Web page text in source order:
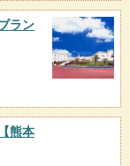
ラン
【熊本